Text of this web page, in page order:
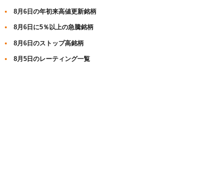
8月6日の年初来高値更新銘柄
8月6日に5％以上の急騰銘柄
8月6日のストップ高銘柄
8月5日のレーティング一覧